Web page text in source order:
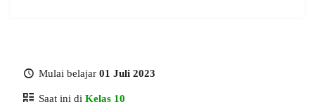
Mulai belajar 01 Juli 2023
Saat ini di Kelas 10